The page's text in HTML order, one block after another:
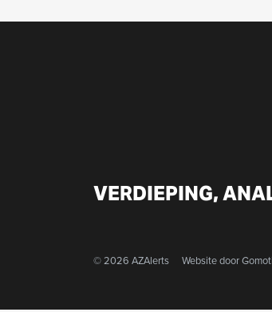
VERDIEPING,
© 2026 AZAlerts Website door